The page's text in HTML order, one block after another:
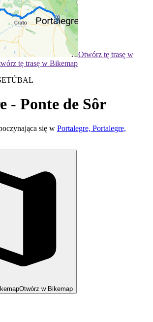
Otwórz tę trasę w
tę trasę w Bikemap
- Ponte de Sôr
się w Portalegre, Portalegre,
Otwórz w Bikemap